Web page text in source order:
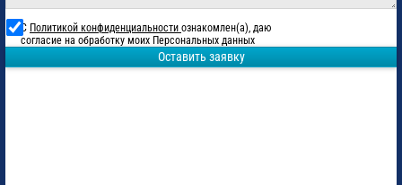
С Политикой конфиденциальности ознакомлен(а), даю
согласие на обработку моих Персональных данных
Оставить заявку